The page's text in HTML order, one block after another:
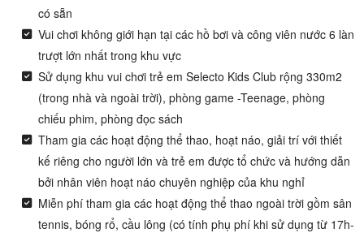
có sẵn
Vui chơi không giới hạn tại các hồ bơi và công viên nước 6 làn
trượt lớn nhất trong khu vực
Sử dụng khu vui chơi trẻ em Selecto Kids Club rộng 330m2
(trong nhà và ngoài trời), phòng game -Teenage, phòng
chiếu phim, phòng đọc sách
Tham gia các hoạt động thể thao, hoạt náo, giải trí với thiết
kế riêng cho người lớn và trẻ em được tổ chức và hướng dẫn
bởi nhân viên hoạt náo chuyên nghiệp của khu nghỉ
Miễn phí tham gia các hoạt động thể thao ngoài trời gồm sân
tennis, bóng rổ, cầu lông (có tính phụ phí khi sử dụng từ 17h-